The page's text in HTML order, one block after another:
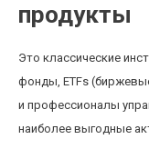
продукты
Это классические
фонды, ETFs
и профессионалы
наиболее выгодные